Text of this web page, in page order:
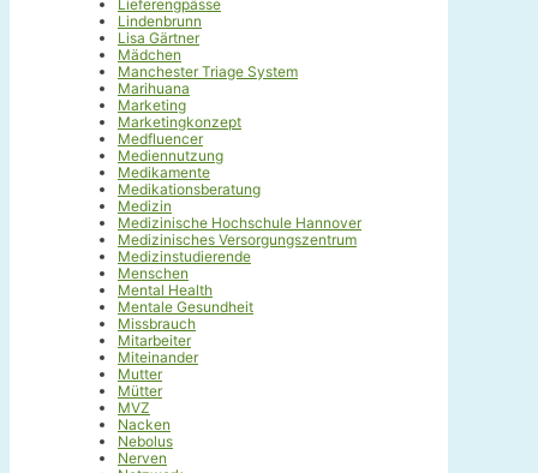
Lieferengpässe
Lindenbrunn
Lisa Gärtner
Mädchen
Manchester Triage System
Marihuana
Marketing
Marketingkonzept
Medfluencer
Mediennutzung
Medikamente
Medikationsberatung
Medizin
Medizinische Hochschule Hannover
Medizinisches Versorgungszentrum
Medizinstudierende
Menschen
Mental Health
Mentale Gesundheit
Missbrauch
Mitarbeiter
Miteinander
Mutter
Mütter
MVZ
Nacken
Nebolus
Nerven